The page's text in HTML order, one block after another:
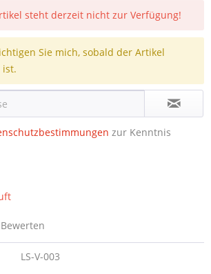
steht derzeit nicht zur Verfügung!
Sie mich, sobald der Artikel
zur Kenntnis
Bewerten
LS-V-003